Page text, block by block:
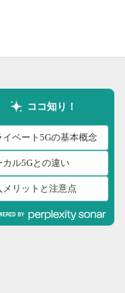
ココ知り！
イベート5Gの基本概念
カル5Gとの違い
メリットと注意点